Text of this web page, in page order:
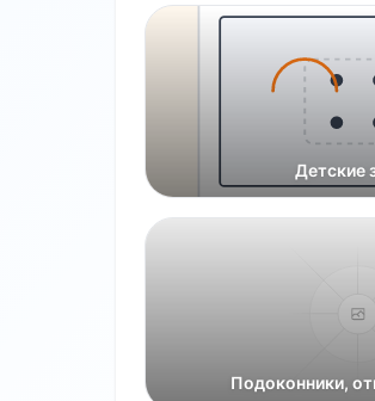
Детские
Подоконники,